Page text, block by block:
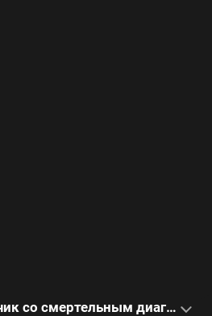
Девятилетний мальчик со смертельным диагнозом оказался в детдоме. Он мечтает найти родителей. Видео